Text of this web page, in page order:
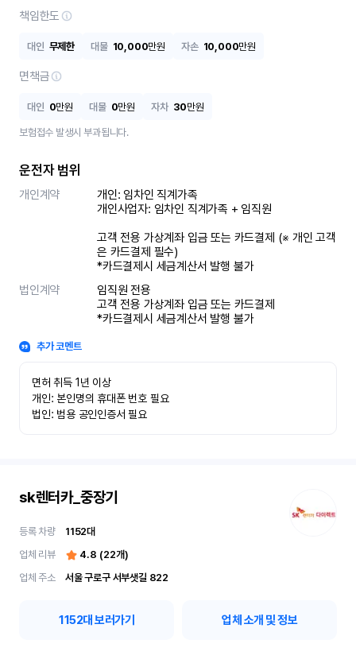
책임한도
대인 무제한 대물 10,000만원 자손 10,000만원
면책금
대인 0만원 대물 0만원 자차 30만원
보험접수 발생시 부과됩니다.
운전자 범위
개인계약
개인: 임차인 직계가족
개인사업자: 임차인 직계가족 + 임직원
고객 전용 가상계좌 입금 또는 카드결제 (※ 개인 고객
은 카드결제 필수)
*카드결제시 세금계산서 발행 불가
법인계약
임직원 전용
고객 전용 가상계좌 입금 또는 카드결제
*카드결제시 세금계산서 발행 불가
추가 코멘트
면허 취득 1년 이상
개인: 본인명의 휴대폰 번호 필요
법인: 범용 공인인증서 필요
sk렌터카_중장기
등록 차량 1152대
업체 리뷰
4.8 (22개)
업체 주소
서울 구로구 서부샛길 822
1152대 보러가기 업체 소개 및 정보